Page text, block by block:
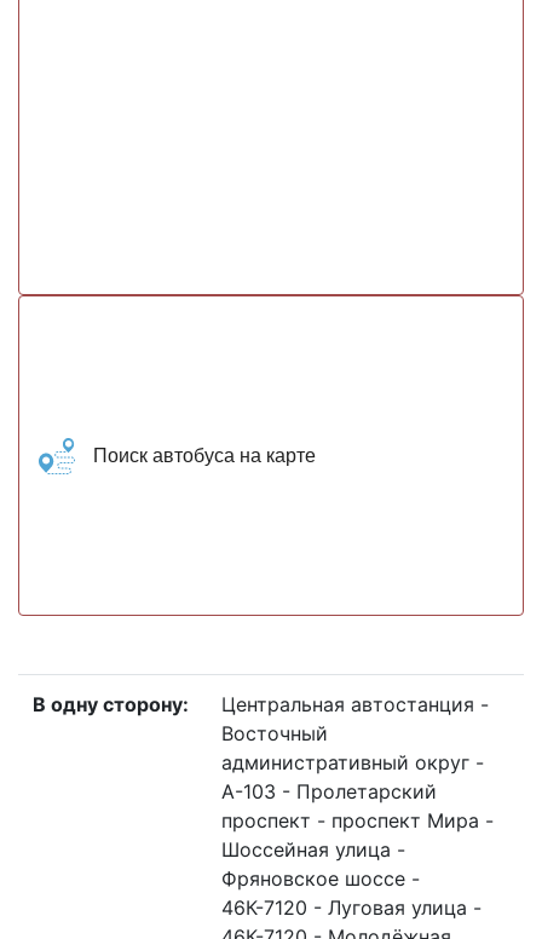
Поиск автобуса на карте
В одну сторону:
Центральная автостанция -
Восточный
административный округ -
А-103 - Пролетарский
проспект - проспект Мира -
Шоссейная улица -
Фряновское шоссе -
46К-7120 - Луговая улица -